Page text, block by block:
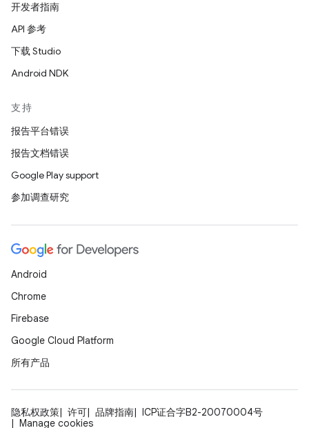
开发者指南
API 参考
下载 Studio
Android NDK
支持
报告平台错误
报告文档错误
Google Play support
参加调查研究
Android
Chrome
Firebase
Google Cloud Platform
所有产品
隐私权政策 许可 品牌指南
ICP证合字B2-20070004号
Manage cookies